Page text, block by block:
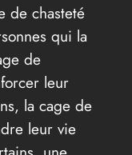
de chasteté
qui la
de
leur
la cage de
leur vie